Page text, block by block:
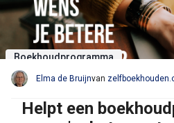
Boekhoudprogramma
Elma de Bruijnvan
Helpt een